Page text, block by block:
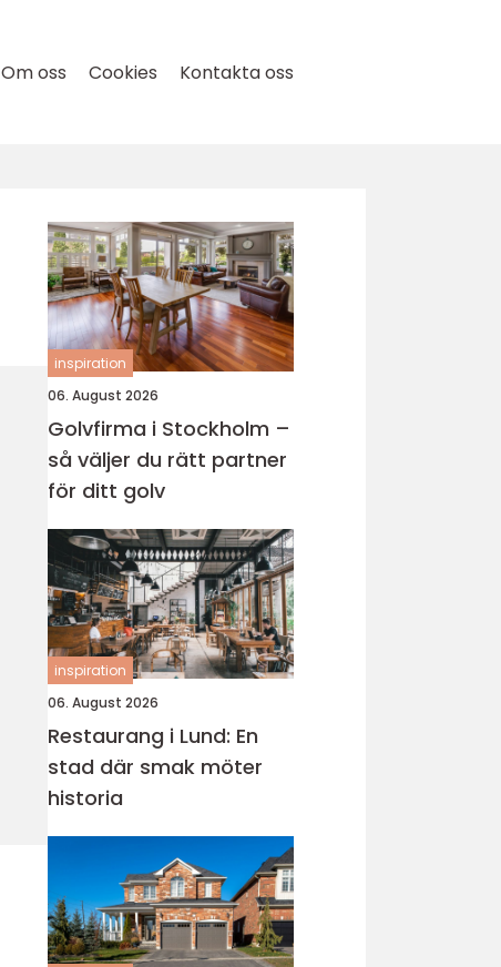
Om oss Cookies Kontakta oss
inspiration
06. August 2026
Golvfirma i Stockholm –
så väljer du rätt partner
för ditt golv
inspiration
06. August 2026
Restaurang i Lund: En
stad där smak möter
historia